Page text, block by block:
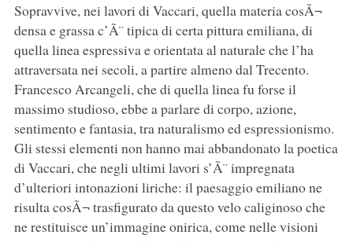
Sopravvive, nei lavori di Vaccari, quella materia cosÃ¬
densa e grassa c’Ã¨ tipica di certa pittura emiliana, di
quella linea espressiva e orientata al naturale che l’ha
attraversata nei secoli, a partire almeno dal Trecento.
Francesco Arcangeli, che di quella linea fu forse il
massimo studioso, ebbe a parlare di corpo, azione,
sentimento e fantasia, tra naturalismo ed espressionismo.
Gli stessi elementi non hanno mai abbandonato la poetica
di Vaccari, che negli ultimi lavori s’Ã¨ impregnata
d’ulteriori intonazioni liriche: il paesaggio emiliano ne
risulta cosÃ¬ trasfigurato da questo velo caliginoso che
ne restituisce un’immagine onirica, come nelle visioni